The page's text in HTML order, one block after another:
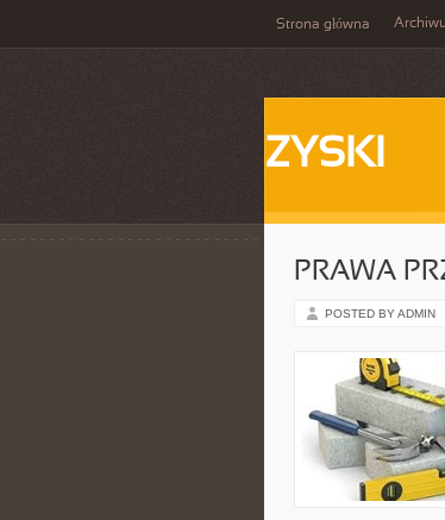
Strona główna
ZYSKI
PRAWA
POSTED BY ADMIN